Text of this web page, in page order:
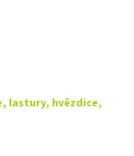
lastury, hvězdice,